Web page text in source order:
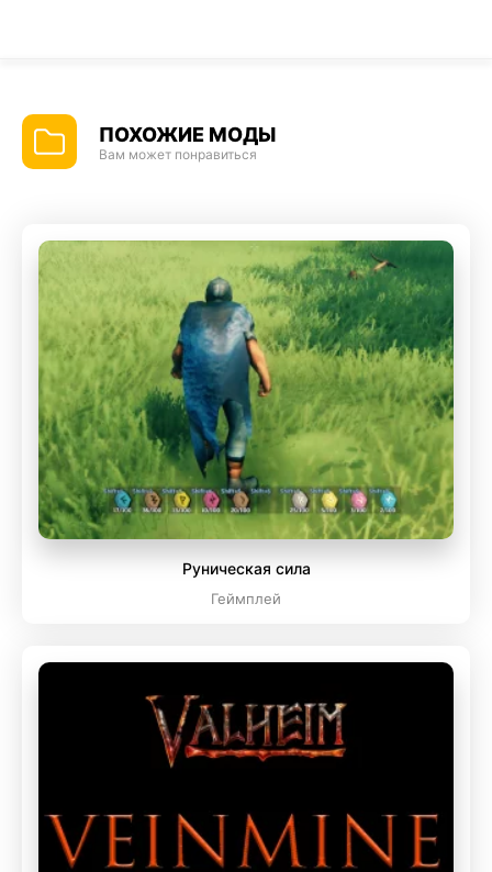
ПОХОЖИЕ МОДЫ
Вам может понравиться
Руническая сила
Геймплей